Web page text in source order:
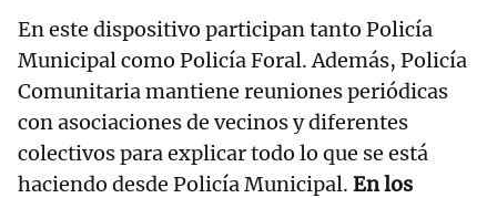
En este dispositivo participan tanto Policía
Municipal como Policía Foral. Además, Policía
Comunitaria mantiene reuniones periódicas
con asociaciones de vecinos y diferentes
colectivos para explicar todo lo que se está
haciendo desde Policía Municipal. En los